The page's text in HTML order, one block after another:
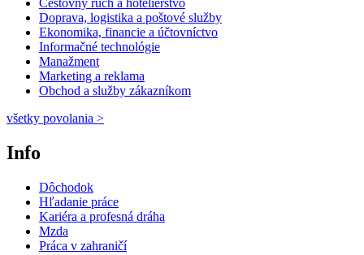
Doprava, logistika a poštové služby
Ekonomika, financie a účtovníctvo
Informačné technológie
Manažment
Marketing a reklama
Obchod a služby zákazníkom
všetky povolania >
Info
Dôchodok
Hľadanie práce
Kariéra a profesná dráha
Mzda
Práca v zahraničí